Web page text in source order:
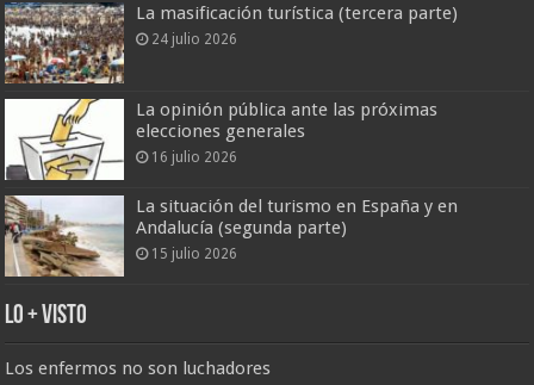
La masificación turística (tercera parte)
24 julio 2026
La opinión pública ante las próximas
elecciones generales
16 julio 2026
La situación del turismo en España y en
Andalucía (segunda parte)
15 julio 2026
Lo + Visto
Los enfermos no son luchadores